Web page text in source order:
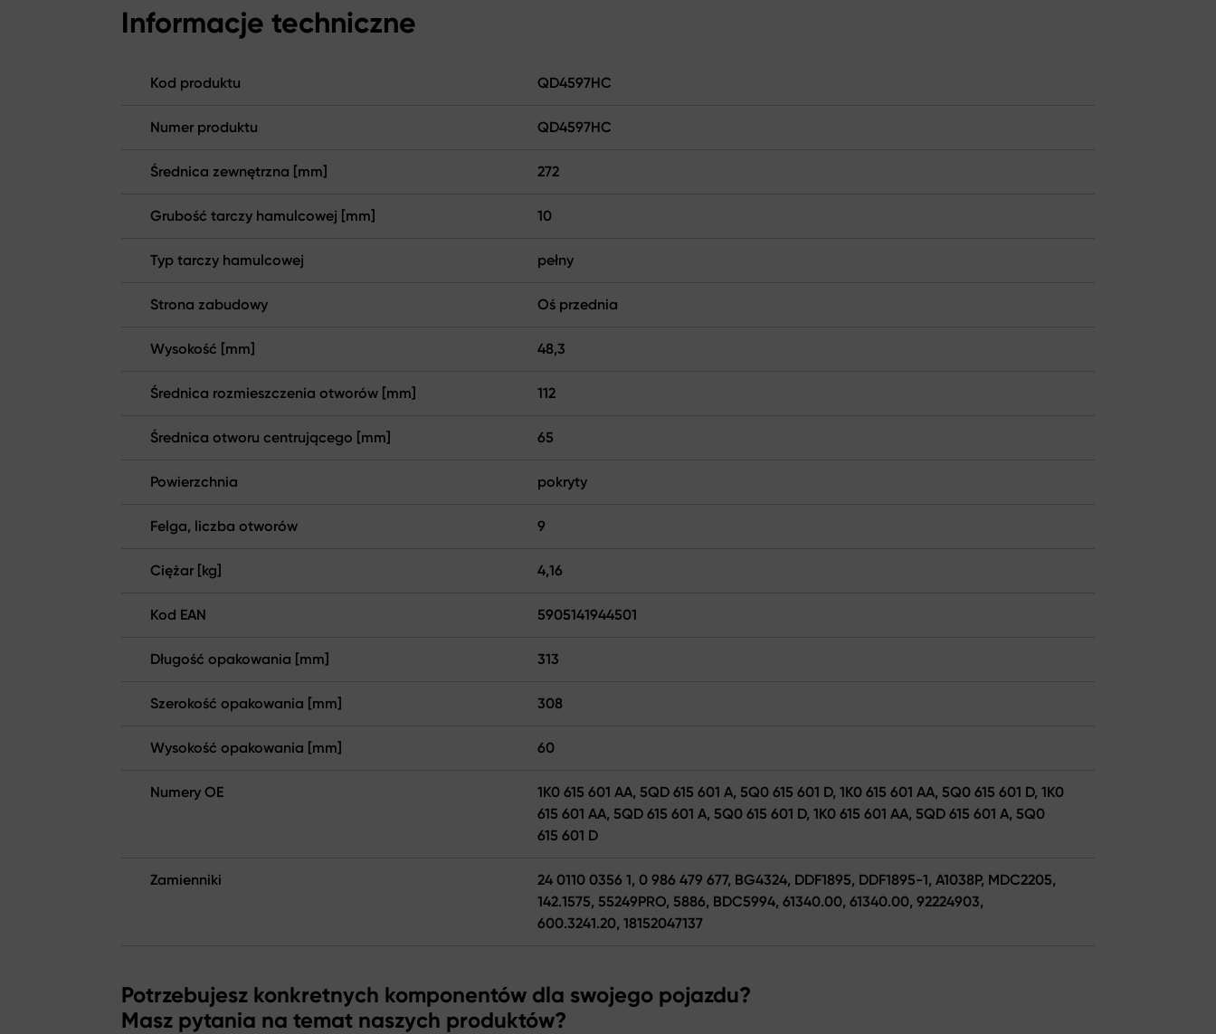
Informacje techniczne
Kod produktu QD4597HC
Numer produktu QD4597HC
Średnica zewnętrzna [mm] 272
Grubość tarczy hamulcowej [mm] 10
Typ tarczy hamulcowej pełny
Strona zabudowy Oś przednia
Wysokość [mm] 48,3
Średnica rozmieszczenia otworów [mm] 112
Średnica otworu centrującego [mm] 65
Powierzchnia pokryty
Felga, liczba otworów 9
Ciężar [kg] 4,16
Kod EAN 5905141944501
Długość opakowania [mm] 313
Szerokość opakowania [mm] 308
Wysokość opakowania [mm] 60
Numery OE
1K0 615 601 AA, 5QD 615 601 A, 5Q0 615 601 D, 1K0 615 601 AA, 5Q0 615 601 D, 1K0
615 601 AA, 5QD 615 601 A, 5Q0 615 601 D, 1K0 615 601 AA, 5QD 615 601 A, 5Q0
615 601 D
Zamienniki
24 0110 0356 1, 0 986 479 677, BG4324, DDF1895, DDF1895-1, A1038P, MDC2205,
142.1575, 55249PRO, 5886, BDC5994, 61340.00, 61340.00, 92224903,
600.3241.20, 18152047137
Potrzebujesz konkretnych komponentów dla swojego pojazdu?
Masz pytania na temat naszych produktów?